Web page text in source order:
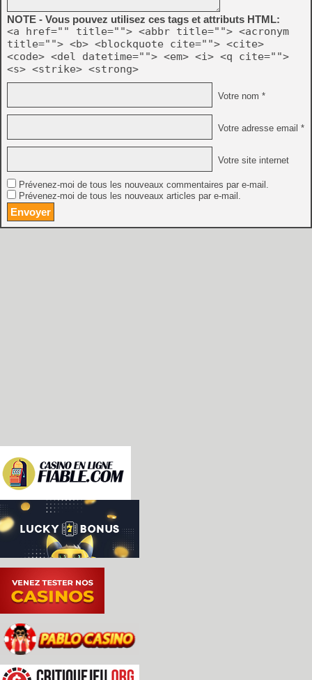
NOTE - Vous pouvez utilisez ces tags et attributs HTML:
<a href="" title=""> <abbr title=""> <acronym
title=""> <b> <blockquote cite=""> <cite>
<code> <del datetime=""> <em> <i> <q cite="">
<s> <strike> <strong>
Votre nom *
Votre adresse email *
Votre site internet
Prévenez-moi de tous les nouveaux commentaires par e-mail.
Prévenez-moi de tous les nouveaux articles par e-mail.